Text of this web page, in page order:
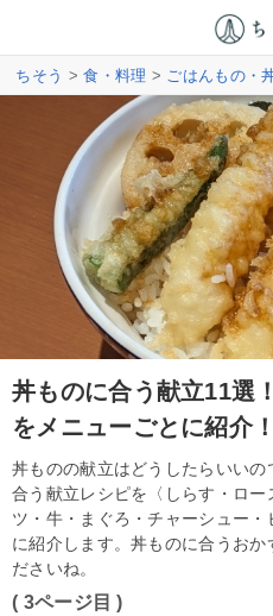
ちそう >食・料理 > ごはんもの・
丼ものに合う献立11選
をメニューごとに紹介！
丼ものの献立はどうしたらいい
合う献立レシピを〈しらす・ロ
ツ・牛・まぐろ・チャーシュー
に紹介します。丼ものに合うおか
ださいね。
( 3ページ目 )